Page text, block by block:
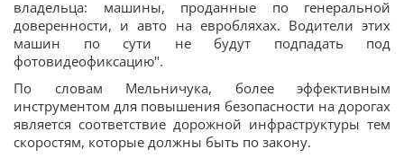
владельца: машины, проданные по генеральной
доверенности, и авто на евробляхах. Водители этих
машин по сути не будут подпадать под
фотовидеофиксацию".
По словам Мельничука, более эффективным
инструментом для повышения безопасности на дорогах
является соответствие дорожной инфраструктуры тем
скоростям, которые должны быть по закону.